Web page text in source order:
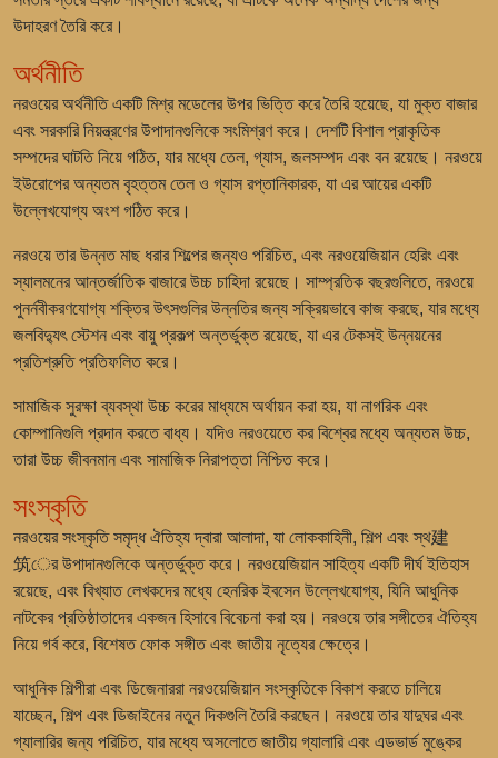
উদাহরণ তৈরি করে।
অর্থনীতি
নরওয়ের অর্থনীতি একটি মিশ্র মডেলের উপর ভিত্তি করে তৈরি হয়েছে, যা মুক্ত বাজার
এবং সরকারি নিয়ন্ত্রণের উপাদানগুলিকে সংমিশ্রণ করে। দেশটি বিশাল প্রাকৃতিক
সম্পদের ঘাটতি নিয়ে গঠিত, যার মধ্যে তেল, গ্যাস, জলসম্পদ এবং বন রয়েছে। নরওয়ে
ইউরোপের অন্যতম বৃহত্তম তেল ও গ্যাস রপ্তানিকারক, যা এর আয়ের একটি
উল্লেখযোগ্য অংশ গঠিত করে।
নরওয়ে তার উন্নত মাছ ধরার শিল্পের জন্যও পরিচিত, এবং নরওয়েজিয়ান হেরিং এবং
স্যালমনের আন্তর্জাতিক বাজারে উচ্চ চাহিদা রয়েছে। সাম্প্রতিক বছরগুলিতে, নরওয়ে
পুনর্নবীকরণযোগ্য শক্তির উৎসগুলির উন্নতির জন্য সক্রিয়ভাবে কাজ করছে, যার মধ্যে
জলবিদ্যুৎ স্টেশন এবং বায়ু প্রকল্প অন্তর্ভুক্ত রয়েছে, যা এর টেকসই উন্নয়নের
প্রতিশ্রুতি প্রতিফলিত করে।
সামাজিক সুরক্ষা ব্যবস্থা উচ্চ করের মাধ্যমে অর্থায়ন করা হয়, যা নাগরিক এবং
কোম্পানিগুলি প্রদান করতে বাধ্য। যদিও নরওয়েতে কর বিশ্বের মধ্যে অন্যতম উচ্চ,
তারা উচ্চ জীবনমান এবং সামাজিক নিরাপত্তা নিশ্চিত করে।
সংস্কৃতি
নরওয়ের সংস্কৃতি সমৃদ্ধ ঐতিহ্য দ্বারা আলাদা, যা লোককাহিনী, শিল্প এবং স্থ建
筑ের উপাদানগুলিকে অন্তর্ভুক্ত করে। নরওয়েজিয়ান সাহিত্য একটি দীর্ঘ ইতিহাস
রয়েছে, এবং বিখ্যাত লেখকদের মধ্যে হেনরিক ইবসেন উল্লেখযোগ্য, যিনি আধুনিক
নাটকের প্রতিষ্ঠাতাদের একজন হিসাবে বিবেচনা করা হয়। নরওয়ে তার সঙ্গীতের ঐতিহ্য
নিয়ে গর্ব করে, বিশেষত ফোক সঙ্গীত এবং জাতীয় নৃত্যের ক্ষেত্রে।
আধুনিক শিল্পীরা এবং ডিজেনাররা নরওয়েজিয়ান সংস্কৃতিকে বিকাশ করতে চালিয়ে
যাচ্ছেন, শিল্প এবং ডিজাইনের নতুন দিকগুলি তৈরি করছেন। নরওয়ে তার যাদুঘর এবং
গ্যালারির জন্য পরিচিত, যার মধ্যে অসলোতে জাতীয় গ্যালারি এবং এডভার্ড মুঙ্কের